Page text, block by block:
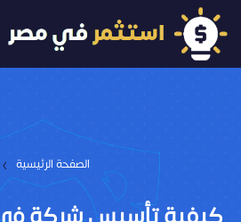
الصفحة الرئيسية ›